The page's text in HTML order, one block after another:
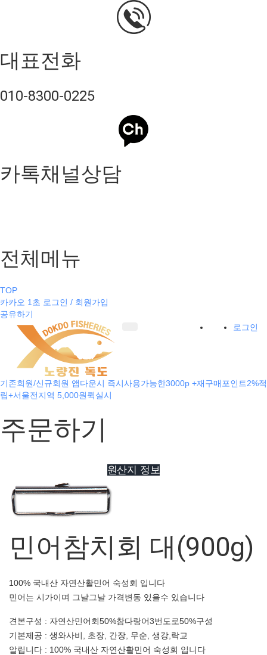
대표전화
010-8300-0225
카톡채널상담
전체메뉴
TOP
카카오 1초 로그인 / 회원가입
공유하기
로그인
기존회원/신규회원 앱다운시 즉시사용가능한3000p +재구매포인트2%적
립+서울전지역 5,000원퀵실시
주문하기
원산지 정보
민어참치회 대(900g)
100% 국내산 자연산활민어 숙성회 입니다
민어는 시가이며 그날그날 가격변동 있을수 있습니다
견본구성 : 자연산민어회50%참다랑어3번도로50%구성
기본제공 : 생와사비, 초장, 간장, 무순, 생강,락교
알립니다 : 100% 국내산 자연산활민어 숙성회 입니다